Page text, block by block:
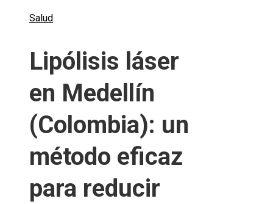
Salud
Lipólisis láser
en Medellín
(Colombia): un
método eficaz
para reducir